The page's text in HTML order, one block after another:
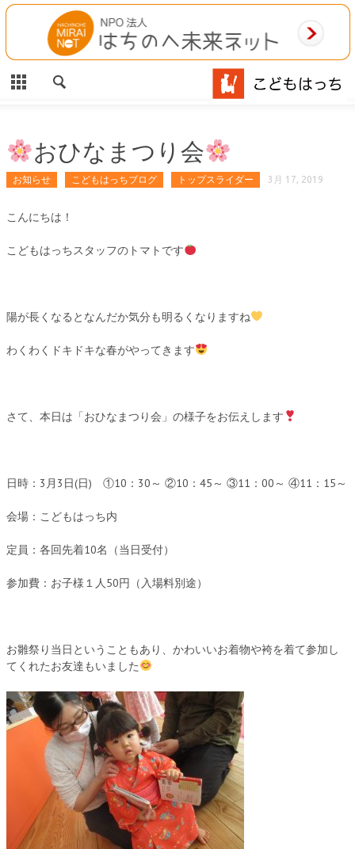
CLOSE
HOME
施設案内
相談事業
MAP
お問合わせ
おひなまつり会
お知らせ こどもはっちブログ トップスライダー 3月 17, 2019
こんにちは！
こどもはっちスタッフのトマトです
陽が長くなるとなんだか気分も明るくなりますね
わくわくドキドキな春がやってきます
さて、本日は「おひなまつり会」の様子をお伝えします
日時：3月3日(日) ①10：30～ ②10：45～ ③11：00～ ④11：15～
会場：こどもはっち内
定員：各回先着10名（当日受付）
参加費：お子様１人50円（入場料別途）
お雛祭り当日ということもあり、かわいいお着物や袴を着て参加し
てくれたお友達もいました